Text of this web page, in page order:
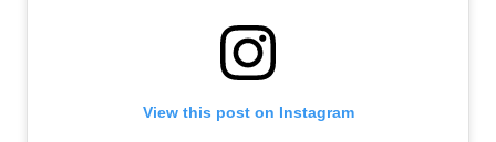
View this post on Instagram